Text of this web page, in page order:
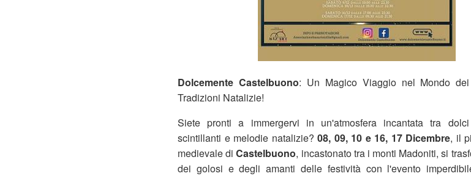
Dolcemente Castelbuono: Un Magico Viaggio nel Mondo
Tradizioni Natalizie!
Siete pronti a immergervi in un'atmosfera incantata tra
scintillanti e melodie natalizie?08, 09, 10 e 16, 17 Dicembre, il
medievale diCastelbuono, incastonato tra i monti Madoniti, si
dei golosi e degli amanti delle festività con l'evento